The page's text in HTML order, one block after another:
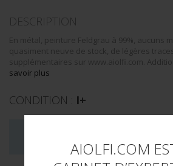
AIOLFI.COM
DESCRIPTION
En métal, peinture Feldgrau à 99%, aucuns
quasiment neuve de stock, de légères
supplémentaires sur www.aiolfi.com.
savoir plus
CONDITION : I+